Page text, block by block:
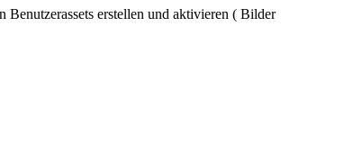
Benutzerassets erstellen und aktivieren ( Bilder